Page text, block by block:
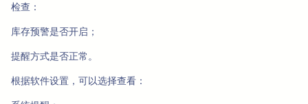
检查：
库存预警是否开启；
提醒方式是否正常。
根据软件设置，可以选择查看：